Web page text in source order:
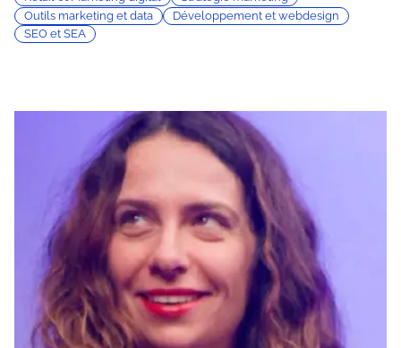
Outils marketing et data
Développement et webdesign
SEO et SEA